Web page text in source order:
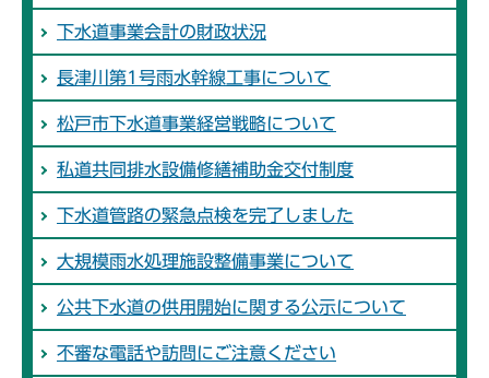
下水道事業会計の財政状況
長津川第1号雨水幹線工事について
松戸市下水道事業経営戦略について
私道共同排水設備修繕補助金交付制度
下水道管路の緊急点検を完了しました
大規模雨水処理施設整備事業について
公共下水道の供用開始に関する公示について
不審な電話や訪問にご注意ください